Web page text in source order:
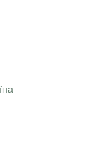
з'єднувачі,